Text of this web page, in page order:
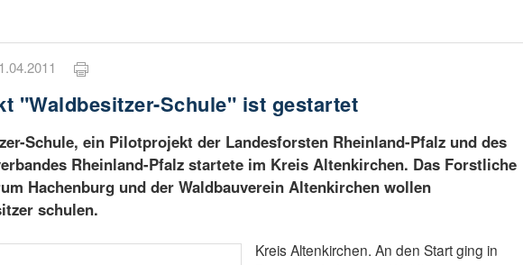
"Waldbesitzer-Schule" ist gestartet
Schule, ein Pilotprojekt der Landesforsten Rheinland-Pfalz und des
Rheinland-Pfalz startete im Kreis Altenkirchen. Das Forstliche
Hachenburg und der Waldbauverein Altenkirchen wollen
schulen.
Kreis Altenkirchen. An den Start ging in